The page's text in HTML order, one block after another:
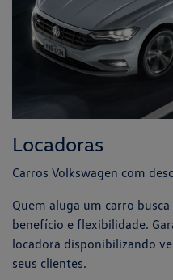
Locadoras
Carros Volkswagen com
Quem aluga um carro
benefício e flexibilidade.
locadora disponibilizando
seus clientes.